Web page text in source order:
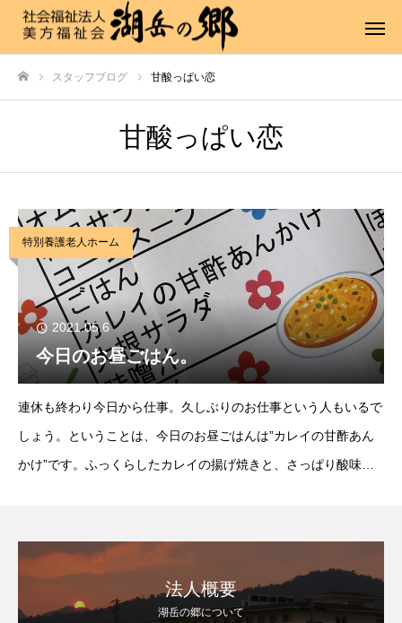
スタッフブログ 甘酸っぱい恋
甘酸っぱい恋
特別養護老人ホーム
2021.05.6
今日のお昼ごはん。
連休も終わり今日から仕事。久しぶりのお仕事という人もいるで
しょう。ということは、今日のお昼ごはんは”カレイの甘酢あん
かけ”です。ふっくらしたカレイの揚げ焼きと、さっぱり酸味の
法人概要
湖岳の郷について